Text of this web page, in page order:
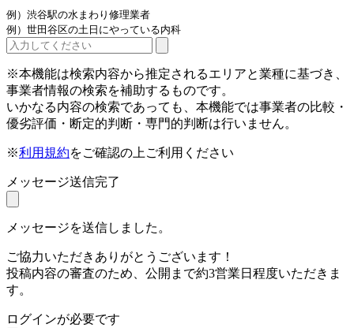
例）渋谷駅の水まわり修理業者
例）世田谷区の土日にやっている内科
※本機能は検索内容から推定されるエリアと業種に基づき、
事業者情報の検索を補助するものです。
いかなる内容の検索であっても、本機能では事業者の比較・
優劣評価・断定的判断・専門的判断は行いません。
※利用規約をご確認の上ご利用ください
メッセージ送信完了
メッセージを送信しました。
ご協力いただきありがとうございます！
投稿内容の審査のため、公開まで約3営業日程度いただきま
す。
ログインが必要です